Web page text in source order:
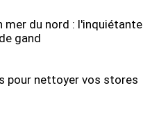
mer du nord : l'inquiétante
gand
pour nettoyer vos stores